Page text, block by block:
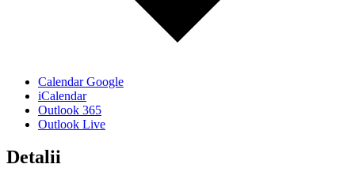
Calendar Google
iCalendar
Outlook 365
Outlook Live
Detalii